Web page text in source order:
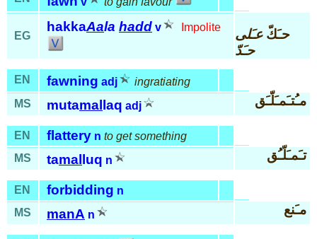
EG
hakkaAala hadd v Impolite حـَكّعـَلى
حـَدّ
EN fawning adj
ingratiating
MS
mutamal laq adj مـُتـَمـَلّـَق
EN flattery n to get something
MS
tamal luq n تـَمـَلّـُق
EN forbidding n
MS
manA n مـَنع